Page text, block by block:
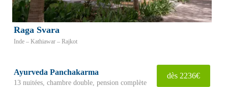
Raga Svara
Inde – Kathiawar – Rajkot
Ayurveda Panchakarma
13 nuitées, chambre double, pension complète
dès 2236€